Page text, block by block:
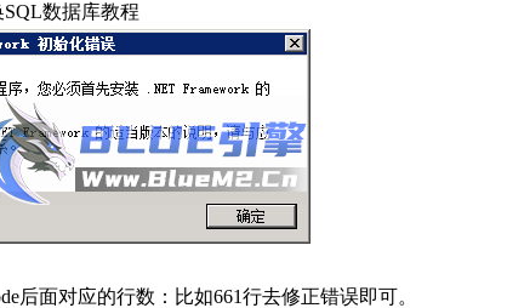
SQL数据库教程
后面对应的行数：比如661行去修正错误即可。